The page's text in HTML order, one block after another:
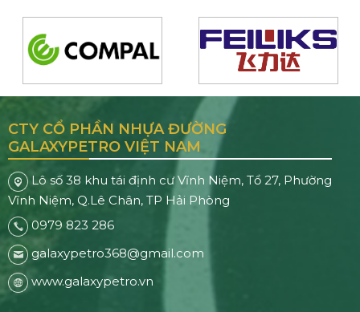
CTY CỔ PHẦN NHỰA ĐƯỜNG
GALAXYPETRO VIỆT NAM
Lô số 38 khu tái định cư Vĩnh Niệm, Tổ 27, Phường
Vĩnh Niệm, Q.Lê Chân, TP Hải Phòng
0979 823 286
galaxypetro368@gmail.com
www.galaxypetro.vn